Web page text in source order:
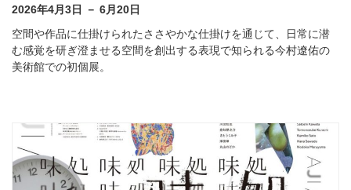
2026年4月3日 － 6月20日
空間や作品に仕掛けられたささやかな仕掛けを通じて、日常に潜
む感覚を研ぎ澄ませる空間を創出する表現で知られる今村遼佑の
美術館での初個展。